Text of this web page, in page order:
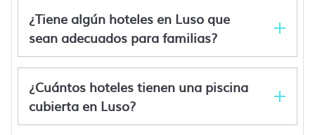
Luso Ofertas de hotel de última hora
¿Tiene algún hoteles en Luso que
sean adecuados para familias?
¿Cuántos hoteles tienen una piscina
cubierta en Luso?